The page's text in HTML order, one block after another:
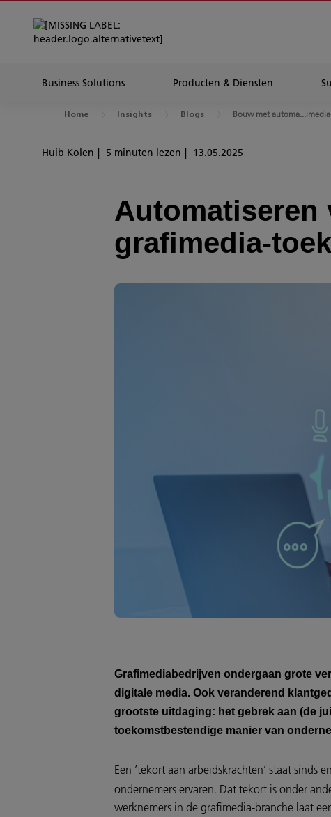
Business Solutions Producten & Diensten
Home Insights Blogs Bouw met
Huib Kolen 5 minuten lezen 13.05.2025
Automatiseren
grafimedia-
Grafimediabedrijven ondergaan grote
digitale media. Ook veranderend
grootste uitdaging: het gebrek aan (de
toekomstbestendige manier van
Een ’tekort aan arbeidskrachten’ staat
ondernemers ervaren. Dat tekort is onder
werknemers in de grafimedia-branche laat